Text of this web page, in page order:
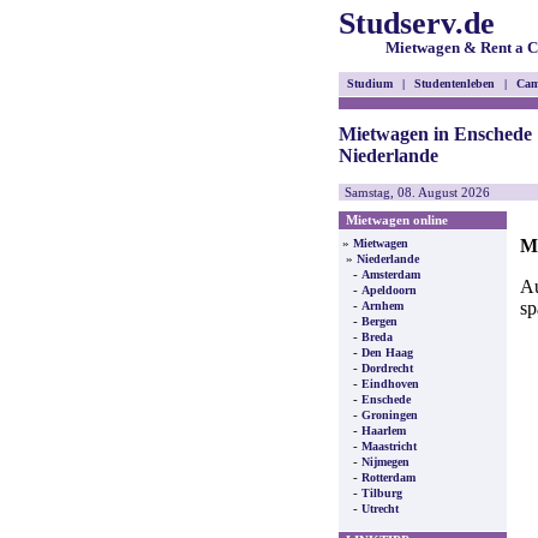
Studserv.de
Mietwagen & Rent a
Studium | Studentenleben |
Mietwagen in Enschede
Niederlande
Samstag, 08. August 2026
Mietwagen online
» Mietwagen
» Niederlande
- Amsterdam
- Apeldoorn
- Arnhem
- Bergen
- Breda
- Den Haag
- Dordrecht
- Eindhoven
- Enschede
- Groningen
- Haarlem
- Maastricht
- Nijmegen
- Rotterdam
- Tilburg
- Utrecht